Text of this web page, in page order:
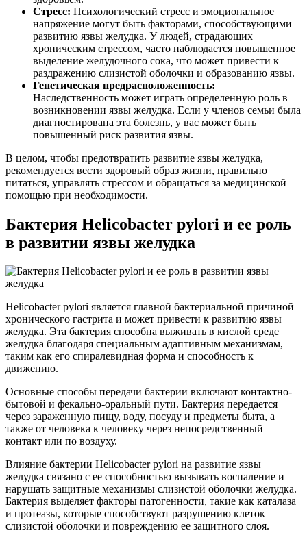
Стресс: Психологический стресс и эмоциональное
напряжение могут быть факторами, способствующими
развитию язвы желудка. У людей, страдающих
хроническим стрессом, часто наблюдается повышенное
выделение желудочного сока, что может привести к
раздражению слизистой оболочки и образованию язвы.
Генетическая предрасположенность:
Наследственность может играть определенную роль в
возникновении язвы желудка. Если у членов семьи была
диагностирована эта болезнь, у вас может быть
повышенный риск развития язвы.
В целом, чтобы предотвратить развитие язвы желудка,
рекомендуется вести здоровый образ жизни, правильно
питаться, управлять стрессом и обращаться за медицинской
помощью при необходимости.
Бактерия Helicobacter pylori и ее роль
в развитии язвы желудка
Helicobacter pylori является главной бактериальной причиной
хронического гастрита и может привести к развитию язвы
желудка. Эта бактерия способна выживать в кислой среде
желудка благодаря специальным адаптивным механизмам,
таким как его спиралевидная форма и способность к
движению.
Основные способы передачи бактерии включают контактно-
бытовой и фекально-оральный пути. Бактерия передается
через зараженную пищу, воду, посуду и предметы быта, а
также от человека к человеку через непосредственный
контакт или по воздуху.
Влияние бактерии Helicobacter pylori на развитие язвы
желудка связано с ее способностью вызывать воспаление и
нарушать защитные механизмы слизистой оболочки желудка.
Бактерия выделяет факторы патогенности, такие как каталаза
и протеазы, которые способствуют разрушению клеток
слизистой оболочки и повреждению ее защитного слоя.